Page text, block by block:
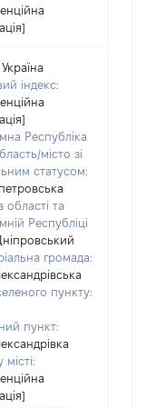
Україна
індекс:
Республіка
місто зі
статусом:
області та
Республіці
громада:
пункту:
пункт: